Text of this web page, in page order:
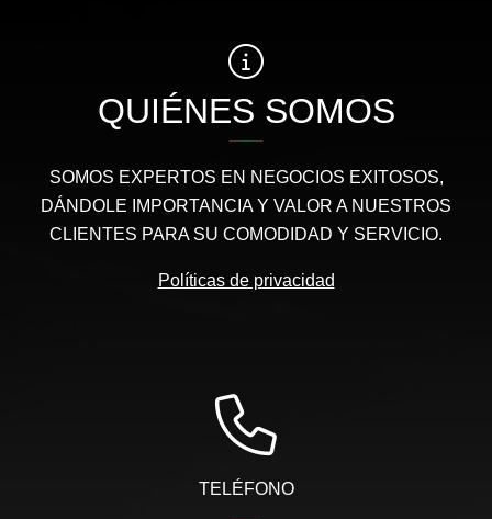
QUIÉNES SOMOS
SOMOS EXPERTOS EN NEGOCIOS EXITOSOS,
DÁNDOLE IMPORTANCIA Y VALOR A NUESTROS
CLIENTES PARA SU COMODIDAD Y SERVICIO.
Políticas de privacidad
TELÉFONO